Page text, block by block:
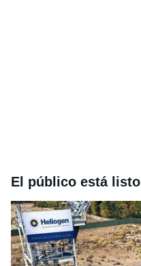
El público está listo